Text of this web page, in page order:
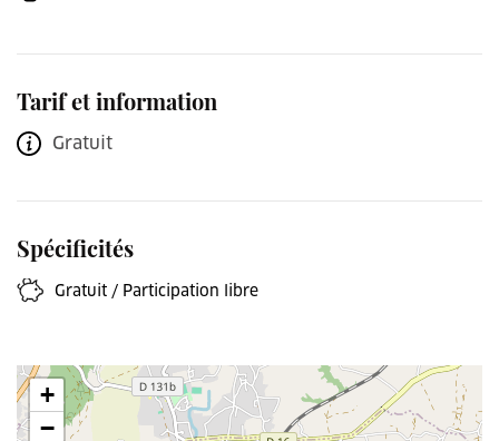
Tarif et information
Gratuit
Spécificités
Gratuit / Participation libre
+
−